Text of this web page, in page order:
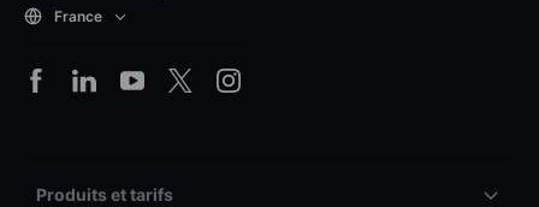
France
Produits et tarifs